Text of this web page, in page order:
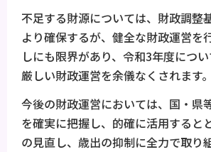
不足する財源については、財政調整
より確保するが、健全な財政運営を
しにも限界があり、令和3年度につ
厳しい財政運営を余儀なくされます。
今後の財政運営においては、国・県
を確実に把握し、的確に活用すると
の見直し、歳出の抑制に全力で取り